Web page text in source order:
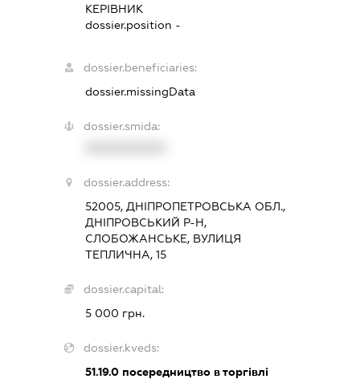
КЕРІВНИК
dossier.position -
dossier.beneficiaries:
dossier.missingData
dossier.smida:
dossier.address:
52005, ДНІПРОПЕТРОВСЬКА ОБЛ.,
ДНІПРОВСЬКИЙ Р-Н,
СЛОБОЖАНСЬКЕ, ВУЛИЦЯ
ТЕПЛИЧНА, 15
dossier.capital:
5 000 грн.
dossier.kveds:
51.19.0 посередництво в торгівлі